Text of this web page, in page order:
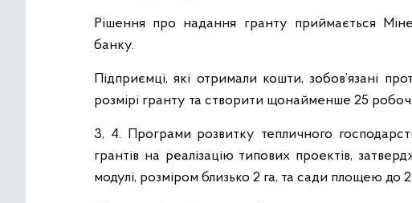
Рішення про надання гранту приймається
банку.
Підприємці, які отримали кошти, зобов’язані
розмірі гранту та створити щонайменше 25
3, 4. Програми розвитку тепличного
грантів на реалізацію типових проектів,
модулі, розміром близько 2 га, та сади площею до